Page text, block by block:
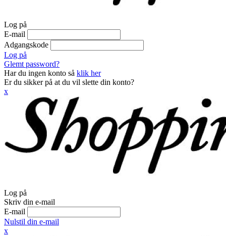
Log på
E-mail
Adgangskode
Log på
Glemt password?
Har du ingen konto så klik her
Er du sikker på at du vil slette din konto?
x
Log på
Skriv din e-mail
E-mail
Nulstil din e-mail
x